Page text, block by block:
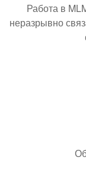
Работа в
неразрывно